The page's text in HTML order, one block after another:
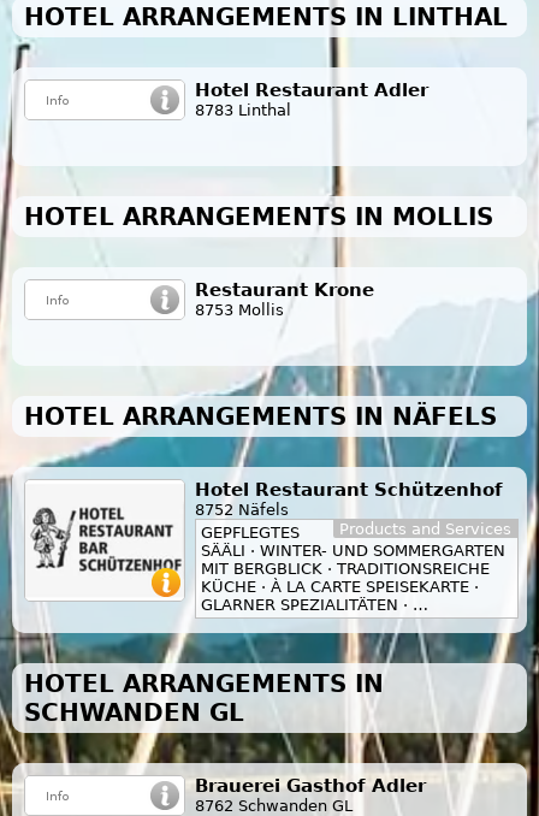
HOTEL ARRANGEMENTS IN LINTHAL
Hotel Restaurant Adler
8783 Linthal
HOTEL ARRANGEMENTS IN MOLLIS
Restaurant Krone
8753 Mollis
HOTEL ARRANGEMENTS IN NÄFELS
Hotel Restaurant Schützenhof
8752 Näfels
Products and Services
GEPFLEGTES
SÄÄLI · WINTER- UND SOMMERGARTEN
MIT BERGBLICK · TRADITIONSREICHE
KÜCHE · À LA CARTE SPEISEKARTE ·
GLARNER SPEZIALITÄTEN · …
HOTEL ARRANGEMENTS IN
SCHWANDEN GL
Brauerei Gasthof Adler
8762 Schwanden GL